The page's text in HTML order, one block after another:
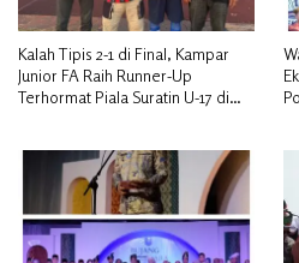
Kalah Tipis 2-1 di Final, Kampar
Junior FA Raih Runner-Up
Terhormat Piala Suratin U-17 di